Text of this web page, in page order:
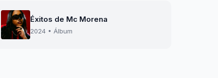
Éxitos de Mc Morena
2024 • Álbum